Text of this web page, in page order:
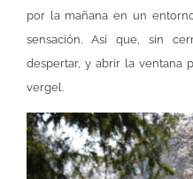
por la mañana en un
sensación. Así que, sin
despertar, y abrir la ventana
vergel.